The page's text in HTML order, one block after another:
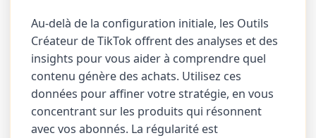
Au-delà de la configuration initiale, les Outils
Créateur de TikTok offrent des analyses et des
insights pour vous aider à comprendre quel
contenu génère des achats. Utilisez ces
données pour affiner votre stratégie, en vous
concentrant sur les produits qui résonnent
avec vos abonnés. La régularité est